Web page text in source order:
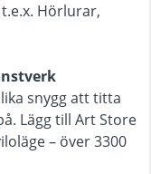
Hörlurar,
snygg att titta
Lägg till Art Store
– över 3300